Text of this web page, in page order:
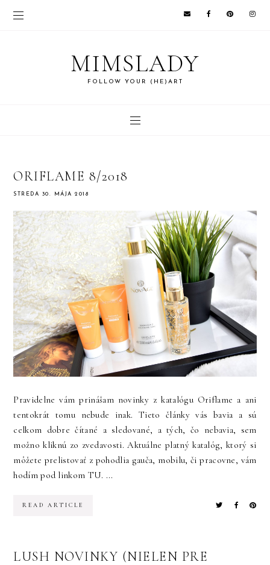
MIMSLADY
FOLLOW YOUR (HE)ART
ORIFLAME 8/2018
STREDA 30. MÁJA 2018
Pravidelne vám prinášam novinky z katalógu Oriflame a ani
tentokrát tomu nebude inak. Tieto články vás bavia a sú
celkom dobre čítané a sledované, a tých, čo nebavia, sem
možno kliknú zo zvedavosti. Aktuálne platný katalóg, ktorý si
môžete prelistovať z pohodlia gauča, mobilu, či pracovne, vám
hodím pod linkom TU. ...
READ ARTICLE
LUSH NOVINKY (NIELEN PRE